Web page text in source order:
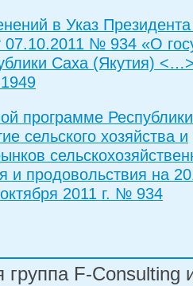
в Указ
07.10.2011 № 934 «О
Саха (Якутия)
программе
сельского хозяйства и
и продовольствия на
2011 г. № 934
группа F-